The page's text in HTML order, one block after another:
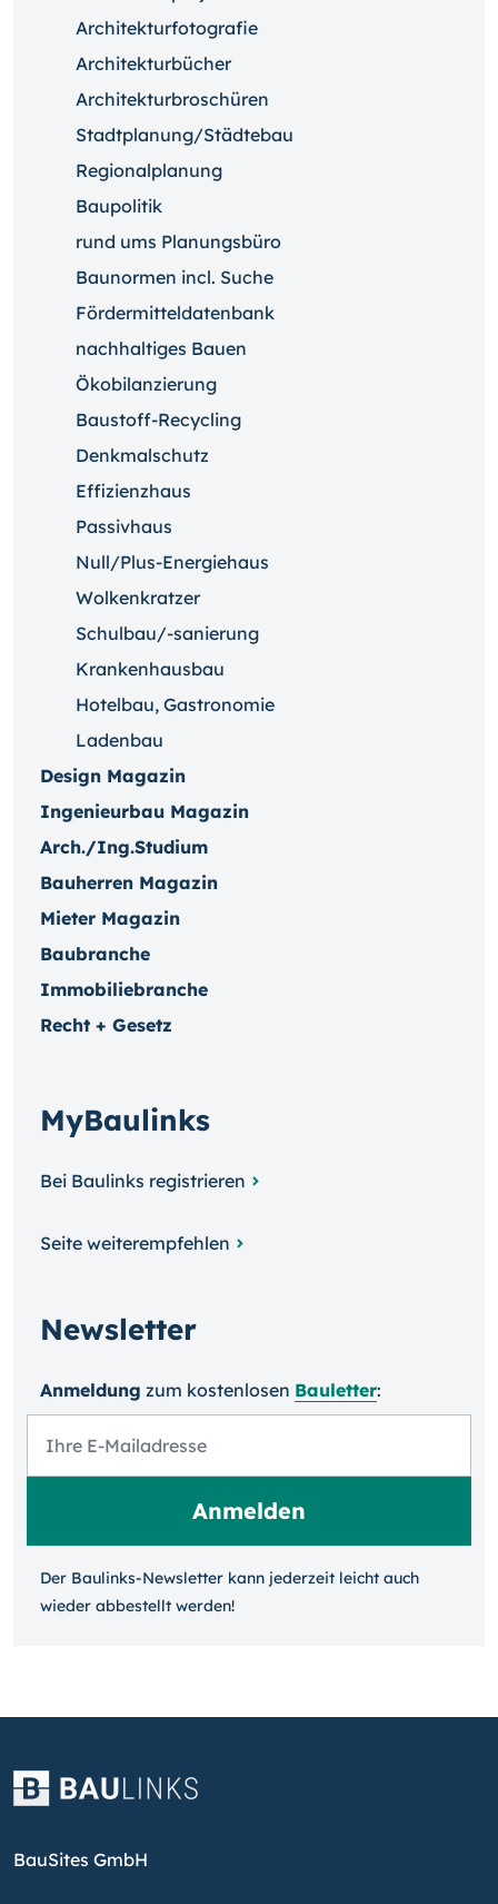
Architekturfotografie
Architekturbücher
Architekturbroschüren
Stadtplanung/Städtebau
Regionalplanung
Baupolitik
rund ums Planungsbüro
Baunormen incl. Suche
Fördermitteldatenbank
nachhaltiges Bauen
Ökobilanzierung
Baustoff-Recycling
Denkmalschutz
Effizienzhaus
Passivhaus
Null/Plus-Energiehaus
Wolkenkratzer
Schulbau/-sanierung
Krankenhausbau
Hotelbau, Gastronomie
Ladenbau
Design Magazin
Ingenieurbau Magazin
Arch./Ing.Studium
Bauherren Magazin
Mieter Magazin
Baubranche
Immobiliebranche
Recht + Gesetz
MyBaulinks
Bei Baulinks registrieren
Seite weiterempfehlen
Newsletter
Anmeldung zum kosten­losen Bauletter:
Der Baulinks-Newsletter kann jeder­zeit leicht auch
wieder ab­bestellt werden!
BauSites GmbH